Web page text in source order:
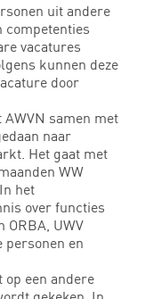
uit andere
competenties
vacatures
kunnen deze
door
samen met
naar
Het gaat met
WW
het
over functies
UWV
personen en
op een andere